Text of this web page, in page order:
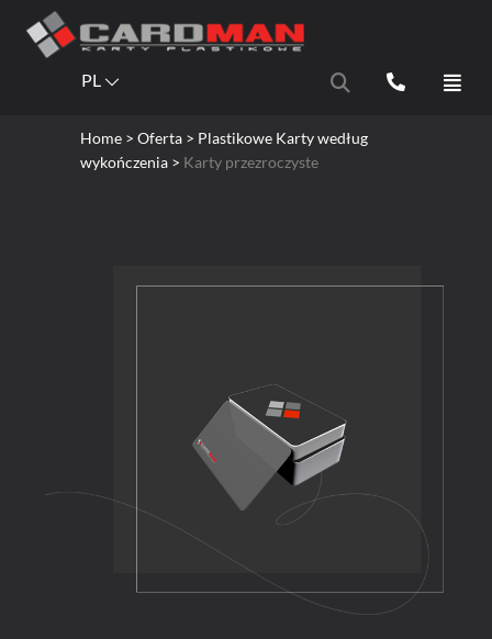
PL
Home > Oferta > Plastikowe Karty według
wykończenia > Karty przezroczyste